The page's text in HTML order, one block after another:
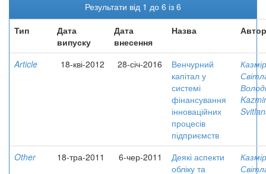
Результати від 1 до 6 із 6
Тип
Дата
випуску
Дата
внесення
Назва
Article 18-кві-2012 28-січ-2016
Венчурний
капітал у
системі
фінансування
інноваційних
процесів
підприємств
Other 18-тра-2011 6-чер-2011
Деякі аспекти
обліку та